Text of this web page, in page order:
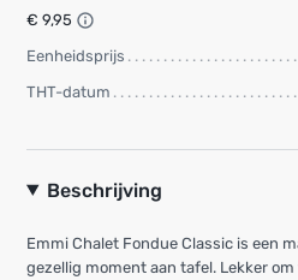
€ 9,95
Eenheidsprijs
THT-datum
Beschrijving
Emmi Chalet Fondue Classic is een
gezellig moment aan tafel. Lekker